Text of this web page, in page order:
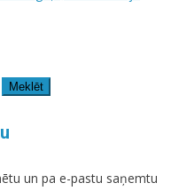
un pa e-pastu saņemtu